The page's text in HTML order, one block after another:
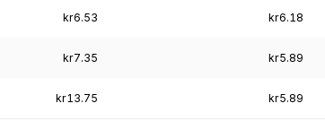
kr6.18
kr6.53
kr5.89
kr7.35
kr5.89
kr13.75